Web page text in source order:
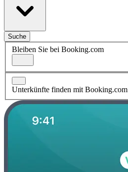
Suche
Bleiben Sie bei Booking.com
Unterkünfte finden mit Booking.com